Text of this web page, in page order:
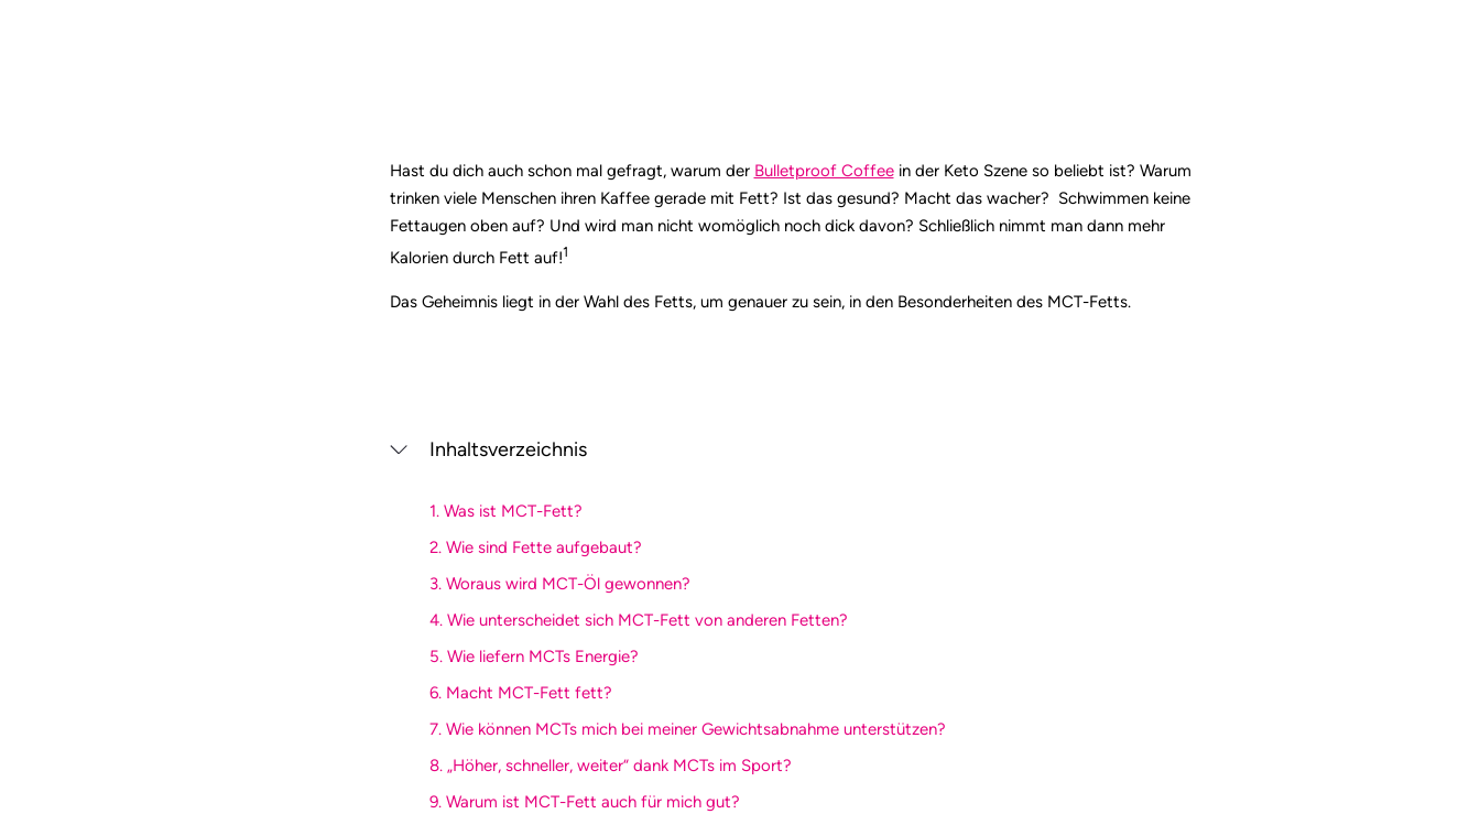
Hast du dich auch schon mal gefragt, warum der Bulletproof Coffeein der Keto Szene so beliebt ist? Warum
trinken viele Menschen ihren Kaffee gerade mit Fett? Ist das gesund? Macht das wacher? Schwimmen keine
Fettaugen oben auf? Und wird man nicht womöglich noch dick davon? Schließlich nimmt man dann mehr
Kalorien durch Fett auf!1
Das Geheimnis liegt in der Wahl des Fetts, um genauer zu sein, in den Besonderheiten des MCT-Fetts.
Inhaltsverzeichnis
1. Was ist MCT-Fett?
2. Wie sind Fette aufgebaut?
3. Woraus wird MCT-Öl gewonnen?
4. Wie unterscheidet sich MCT-Fett von anderen Fetten?
5. Wie liefern MCTs Energie?
6. Macht MCT-Fett fett?
7. Wie können MCTs mich bei meiner Gewichtsabnahme unterstützen?
8. „Höher, schneller, weiter“ dank MCTs im Sport?
9. Warum ist MCT-Fett auch für mich gut?